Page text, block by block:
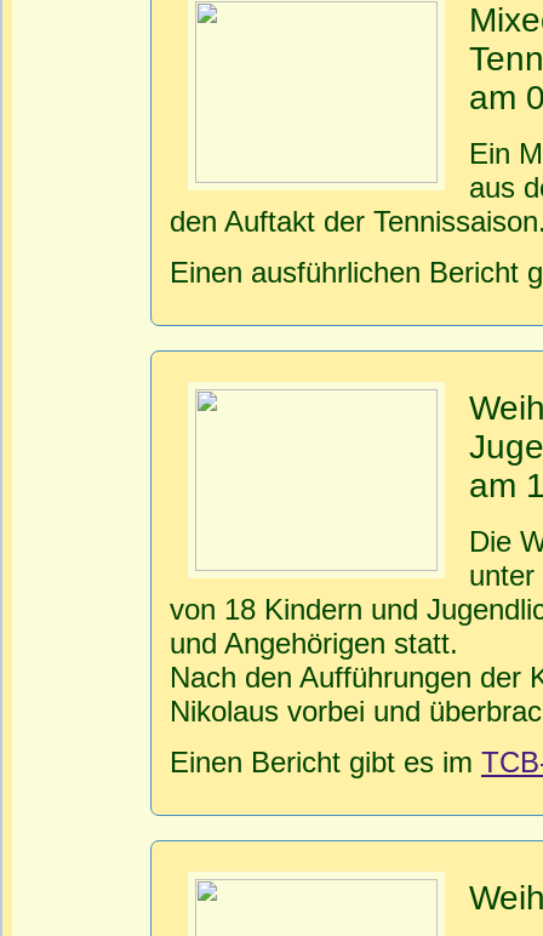
am
Ein
aus
den Auftakt der
Einen ausführlichen Bericht
am
Die
unter
von 18 Kindern und
und Angehörigen statt.
Nach den Aufführungen der
Nikolaus vorbei und
Einen Bericht gibt es im